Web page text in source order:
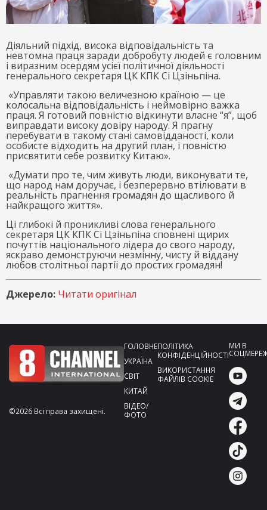
Діяльний підхід, висока відповідальність та
невтомна праця заради добробуту людей є головним
і виразним осердям усієї політичної діяльності
генерального секретаря ЦК КПК Сі Цзіньпіна.
«Управляти такою величезною країною — це
колосальна відповідальність і неймовірно важка
праця. Я готовий повністю відкинути власне “я”, щоб
виправдати високу довіру народу. Я прагну
перебувати в такому стані самовідданості, коли
особисте відходить на другий план, і повністю
присвятити себе розвитку Китаю».
«Думати про те, чим живуть люди, виконувати те,
що народ нам доручає, і безперервно втілювати в
реальність прагнення громадян до щасливого й
найкращого життя».
Ці глибокі й проникливі слова генерального
секретаря ЦК КПК Сі Цзіньпіна сповнені щирих
почуттів національного лідера до свого народу,
яскраво демонструючи незмінну, чисту й віддану
любов столітньої партії до простих громадян!
Джерело: Читати оригінал
©2026 Всі права захищені.
ГОЛОВНЕ
УКРАЇНА
СВІТ
КИТАЙ
ВІДЕО/
ФОТО
ПОЛІТИКА
КОНФІДЕНЦІЙНОСТІ
ВИКОРИСТАННЯ
ФАЙЛІВ COOKIE
МИ В